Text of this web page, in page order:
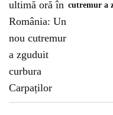
cutremur a